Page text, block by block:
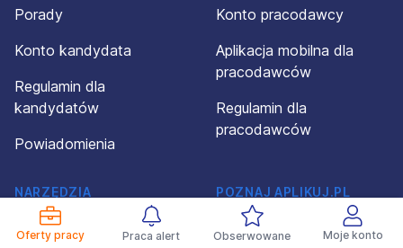
Oferty pracy Praca alert Obserwowane Moje konto
Porady
Konto kandydata
Regulamin dla
kandydatów
Powiadomienia
Konto pracodawcy
Aplikacja mobilna dla
pracodawców
Regulamin dla
pracodawców
NARZĘDZIA
I ROZWIĄZANIA
Kreator CV
POZNAJ APLIKUJ.PL
O firmie